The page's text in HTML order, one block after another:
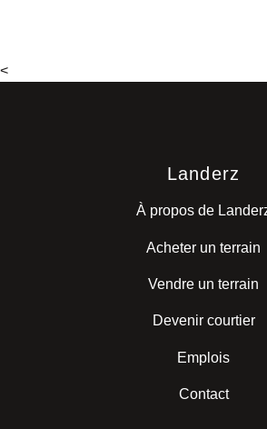
<
Landerz
À propos de
Acheter un terrain
Vendre un terrain
Devenir courtier
Emplois
Contact